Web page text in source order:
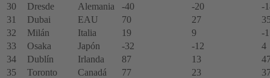
30
Dresde Alemania -40 -20
-
31
Dubai EAU 70 27
32
Milán Italia 19 9
-1
33
Osaka Japón -32 -12
4
34
Dublín Irlanda 87 13
35
Toronto Canadá 77 23